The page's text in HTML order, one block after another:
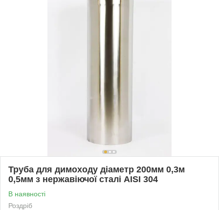
Труба для димоходу діаметр 200мм 0,3м
0,5мм з нержавіючої сталі AISI 304
В наявності
Роздріб